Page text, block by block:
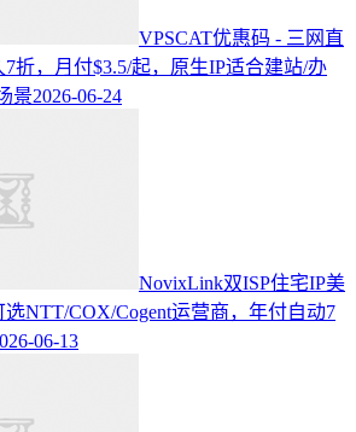
VPSCAT优惠码 - 三网直
折，月付$3.5/起，原生IP适合建站/办
景2026-06-24
NovixLink双ISP住宅IP美
选NTT/COX/Cogent运营商，年付自动7
06-13